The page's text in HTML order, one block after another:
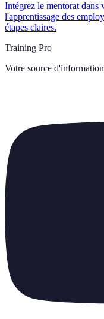
Intégrez le mentorat
l'apprentissage des
étapes claires.
Training Pro
Votre source